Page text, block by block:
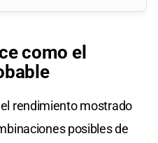
como el
rendimiento mostrado
posibles de